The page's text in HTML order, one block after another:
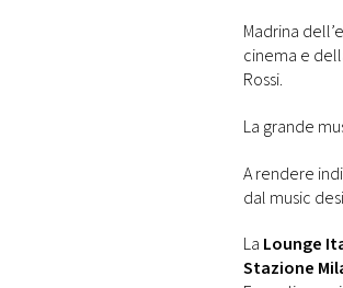
Madrina
cinema e
Rossi.
La grande
A rendere
dal music
La Lounge
Stazione